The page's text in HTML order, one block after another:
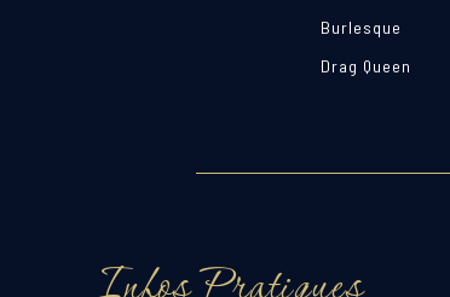
Burlesque
Drag Queen